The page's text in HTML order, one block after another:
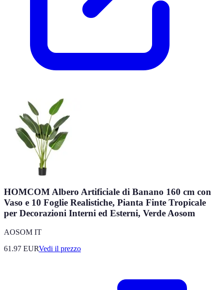
HOMCOM Albero Artificiale di Banano 160 cm con
Vaso e 10 Foglie Realistiche, Pianta Finte Tropicale
per Decorazioni Interni ed Esterni, Verde Aosom
AOSOM IT
61.97 EURVedi il prezzo